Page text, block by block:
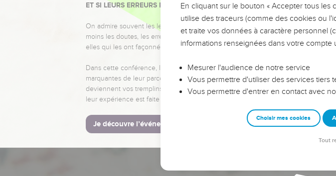
ET SI LEURS ERREURS POUVAIENT VOUS ÉVITER LES VOTRES ?
On admire souvent les leaders pour leurs réussites, leur impact, leur foi ou leur
moins les doutes, les erreurs et les saisons difficiles qu'ils ont traversés, alors
elles qui les ont façonnés.
Dans cette conférence, leaders, entrepreneurs, et responsables reviennent sur les
marquantes de leur parcours et les clés pour avancer avec plus de sagesse afin
deviennent vos tremplins. Que vous guidiez un ministère, une équipe, un
leur expérience est faite pour vous.
Je découvre l’événement
En cliquant sur le bouton « Accepter tous
utilise des traceurs (comme des cookies ou
et traite vos données à caractère personnel
informations renseignées dans votre compte
Mesurer l'audience de notre service
Vous permettre d'utiliser des services
Vous permettre d'entrer en contact avec
Choisir mes cookies
Tout